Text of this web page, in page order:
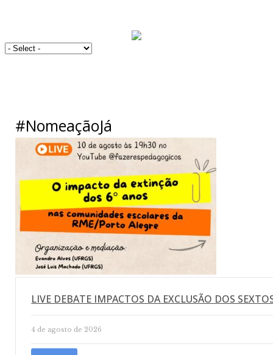
#NomeaçãoJá
LIVE DEBATE IMPACTOS DA EXCLUSÃO DOS
4 de agosto de 2026